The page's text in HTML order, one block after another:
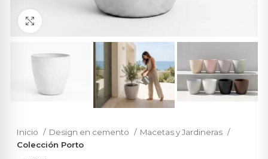
Inicio Design en cemento
Macetas y Jardineras
Colección Porto